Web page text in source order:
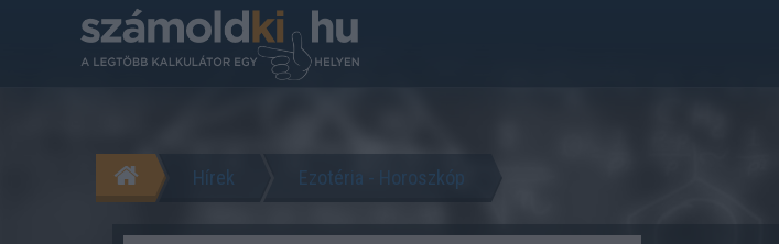
Hírek Ezotéria - Horoszkóp